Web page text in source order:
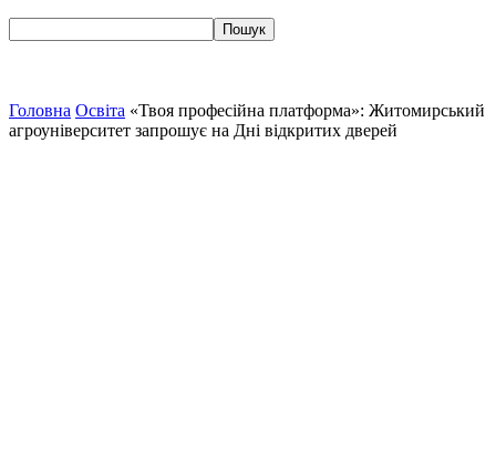
Головна Освіта «Твоя професійна платформа»: Житомирський
агроуніверситет запрошує на Дні відкритих дверей